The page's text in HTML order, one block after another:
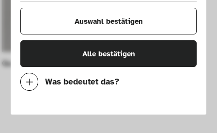
Auswahl bestätigen
Alle bestätigen
Was bedeutet das?
Mit diesen Cookies können wir durch
QuickTake 100 digital camera